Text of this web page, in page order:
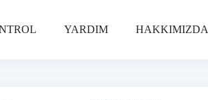
YARDIM HAKKIMIZDA